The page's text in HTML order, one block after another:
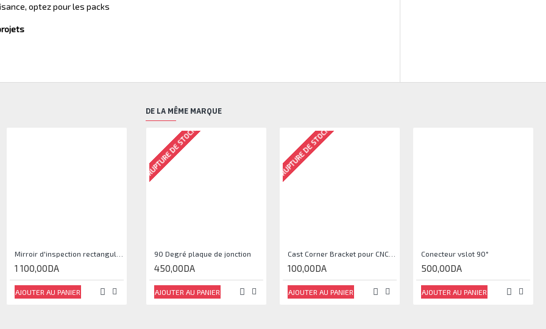
optez pour les packs
1 100,00DA
AJOUTER AU PANIER
DE LA MÊME MARQUE
RUPTURE DE STOCK
90 Degré plaque de jonction
450,00DA
AJOUTER AU PANIER
RUPTURE DE STOCK
Cast Corner Bracket pour CNC, Imprimante 3D
100,00DA
AJOUTER AU PANIER
Conecteur vslot 90°
500,00DA
AJOUTER AU PANIER